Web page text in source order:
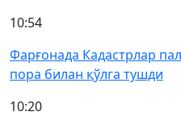
10:54
Фарғонада Кадастрлар
пора билан қўлга тушди
10:20